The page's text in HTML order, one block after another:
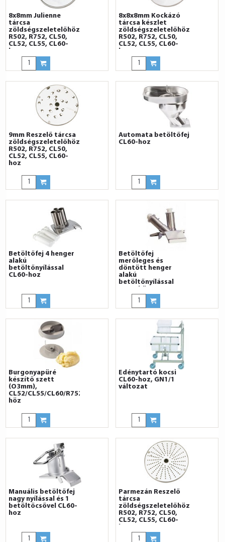
8x8mm Julienne
tárcsa
zöldségszeletelőhöz
R502, R752, CL50,
CL52, CL55, CL60-
hoz
8x8x8mm Kockázó
tárcsa készlet
zöldségszeletelőhöz
R502, R752, CL50,
CL52, CL55, CL60-
hoz
9mm Reszelő tárcsa
zöldségszeletelőhöz
R502, R752, CL50,
CL52, CL55, CL60-
hoz
Automata betöltőfej
CL60-hoz
Betöltőfej 4 henger
alakú
betöltőnyílással
CL60-hoz
Betöltőfej
merőleges és
döntött henger
alakú
betöltőnyílással
Burgonyapüré
készítő szett
(O3mm),
CL52/CL55/CL60/R752-
höz
Edénytartó kocsi
CL60-hoz, GN1/1
változat
Manuális betöltőfej
nagy nyílással és 1
betöltőcsővel CL60-
hoz
Parmezán Reszelő
tárcsa
zöldségszeletelőhöz
R502, R752, CL50,
CL52, CL55, CL60-
hoz